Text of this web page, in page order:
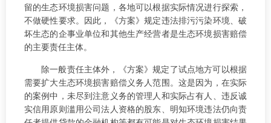
留的生态环境损害问题，各地可以根据实际情况进行探索，
不做硬性要求。因此，《方案》规定违法排污污染环境、破
坏生态的企事业单位和其他生产经营者是生态环境损害赔偿
的主要责任主体。
除一般责任主体外，《方案》规定了试点地方可以根据
需要扩大生态环境损害赔偿义务人范围。这是因为，在实际
的案例中，未尽到注意义务的管理人和实际占有人、违反诚
实信用原则滥用公司法人资格的股东、明知环境违法仍向责